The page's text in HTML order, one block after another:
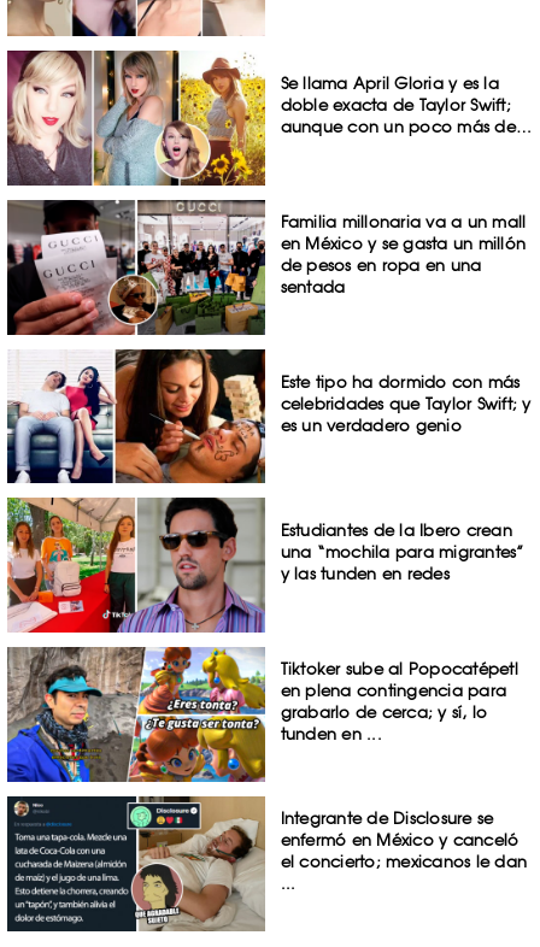
Se llama April Gloria y es la
doble exacta de Taylor Swift;
aunque con un poco más de…
Familia millonaria va a un mall
en México y se gasta un millón
de pesos en ropa en una
sentada
Este tipo ha dormido con más
celebridades que Taylor Swift; y
es un verdadero genio
Estudiantes de la Ibero crean
una “mochila para migrantes”
y las tunden en redes
Tiktoker sube al Popocatépetl
en plena contingencia para
grabarlo de cerca; y sí, lo
tunden en ...
Integrante de Disclosure se
enfermó en México y canceló
el concierto; mexicanos le dan
...